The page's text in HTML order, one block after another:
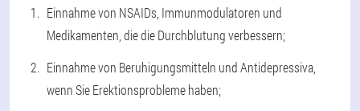
Einnahme von NSAIDs, Immunmodulatoren und
Medikamenten, die die Durchblutung verbessern;
Einnahme von Beruhigungsmitteln und Antidepressiva,
wenn Sie Erektionsprobleme haben;